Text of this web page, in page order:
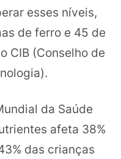
esses níveis,
de ferro e 45 de
CIB (Conselho de
da Saúde
afeta 38%
das crianças